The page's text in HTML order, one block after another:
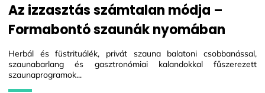
Az izzasztás számtalan módja –
Formabontó szaunák nyomában
Herbál és füstrituálék, privát szauna balatoni csobbanással,
szaunabarlang és gasztronómiai kalandokkal fűszerezett
szaunaprogramok...